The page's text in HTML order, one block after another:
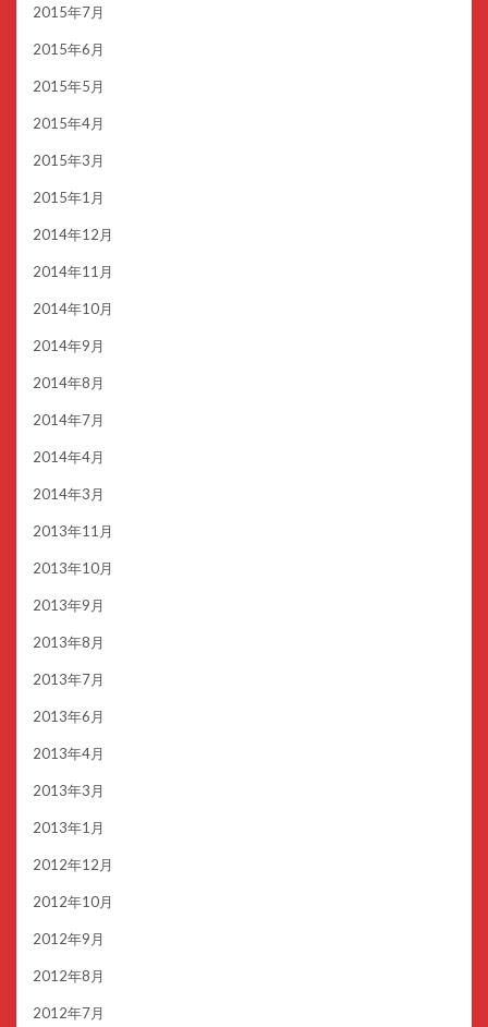
2015年7月
2015年6月
2015年5月
2015年4月
2015年3月
2015年1月
2014年12月
2014年11月
2014年10月
2014年9月
2014年8月
2014年7月
2014年4月
2014年3月
2013年11月
2013年10月
2013年9月
2013年8月
2013年7月
2013年6月
2013年4月
2013年3月
2013年1月
2012年12月
2012年10月
2012年9月
2012年8月
2012年7月